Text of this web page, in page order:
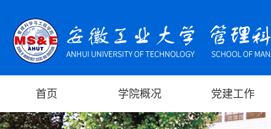
首页 学院概况 党建工作